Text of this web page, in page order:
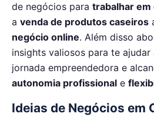
de negócios para trabalhar em
a venda de produtos caseiros
negócio online. Além disso
insights valiosos para te ajudar
jornada empreendedora e
autonomia profissional e
Ideias de Negócios em